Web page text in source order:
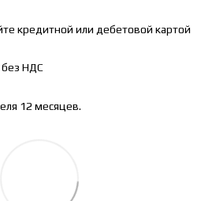
кредитной или дебетовой картой
без НДС
12 месяцев.